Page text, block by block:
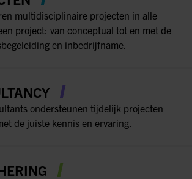
multidisciplinaire projecten in alle
project: van conceptual tot en met de
en inbedrijfname.
ondersteunen tijdelijk projecten
de juiste kennis en ervaring.